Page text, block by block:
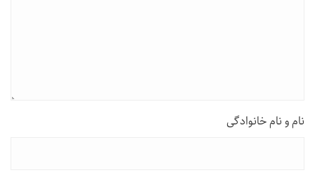
نام و نام خانوادگی